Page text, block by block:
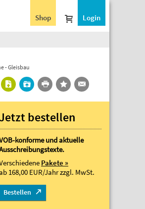
Login
Shop
- Gleisbau
bestellen
konforme und aktuelle
Pakete »
168,00 EUR/Jahrzzgl. MwSt.
Bestellen